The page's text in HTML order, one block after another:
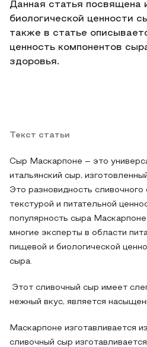
Данная статья посвящена
биологической ценности
также в статье
ценность компонентов
здоровья.
Текст статьи
Сыр Маскарпоне – это
итальянский сыр,
Это разновидность сливочного
текстурой и питательной
популярность сыра
многие эксперты в области
пищевой и биологической
сыра.
Этот сливочный сыр имеет
нежный вкус, является
Маскарпоне изготавливается
сливочный сыр